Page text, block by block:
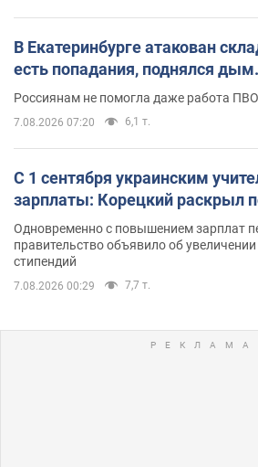
В Екатеринбурге атакован
есть попадания, поднялся
Россиянам не помогла даже работа ПВО
7.08.2026 07:20 6,1 т.
С 1 сентября украинским
зарплаты: Корецкий раскрыл
Одновременно с повышением зарплат
правительство объявило об увеличении
стипендий
7.08.2026 00:29 7,7 т.